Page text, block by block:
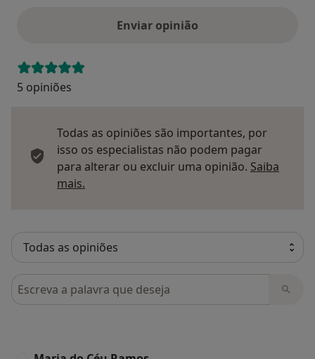
Enviar opinião
5 opiniões
Todas as opiniões são importantes, por
isso os especialistas não podem pagar
para alterar ou excluir uma opinião. Saiba
mais.
Pesquisar em opiniões